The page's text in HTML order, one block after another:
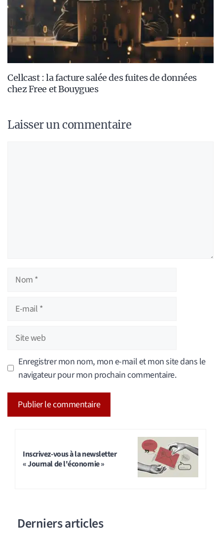
Cellcast : la facture salée des fuites de données
chez Free et Bouygues
Laisser un commentaire
Nom
Site
web
Enregistrer mon nom, mon e-mail et mon site dans le
navigateur pour mon prochain commentaire.
Inscrivez-vous à la newsletter
« Journal de l'économie »
Derniers articles